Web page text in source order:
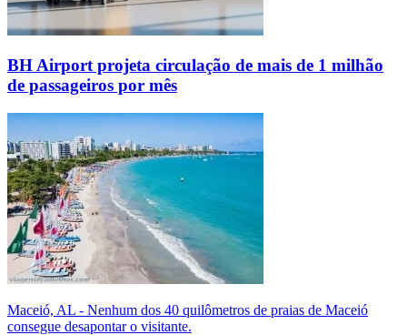
BH Airport projeta circulação de mais de 1 milhão
de passageiros por mês
Maceió, AL - Nenhum dos 40 quilômetros de praias de Maceió
consegue desapontar o visitante.